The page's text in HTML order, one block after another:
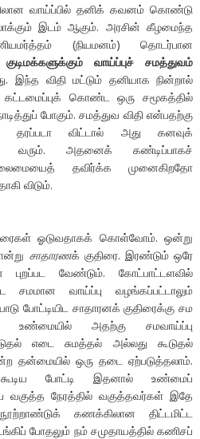
வாய்ப்பில் தனிக் கவனம் கொண்டு
இடம் ஆகும். அரசின் கீழமைந்த
(நியமனம்) தொடர்பான
வாய்ப்புச் சமத்துவம்
இந்த விதி மட்டும் தனியாக நின்றால்
கட்டமைப்புக் கொண்ட ஒரு சமூகத்தில்
போகும். சமத்துவ விதி என்பதற்கு
தரப்படா விட்டால் அது கனவுக்
வரும். அதனைக் கண்டிப்பாகச்
தவிர்க்க முனைகிறதோ
விடும்.
ஓடுவதாகக் கொள்வோம். ஒன்று
சாதாரணக் குதிரை. இரண்டும் ஒரே
புறப்பட வேண்டும். கோட்பாட்டளவில்
சமமான வாய்ப்பு வழங்கப்பட்டாலும்
போட்டியிட சாதாரனக் குதிரைக்கு சம
உண்மையில் அதற்கு சமவாய்ப்பு
எடை சுமத்தல் அல்லது கூடுதல்
தன்மையில் ஒரு தடை ஏற்படுத்தலாம்.
கூடிய போட்டி இதனால் உண்மைப்
வகுத்த நேரத்தில் வகுத்தவர்கள் இதே
கணக்கிலான திட்டமிட்ட
போதலும் நம் சமுதாயத்தில் கணிசப்